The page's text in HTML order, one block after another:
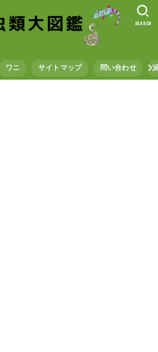
ワニ サイトマップ 問い合わせ
SEARCH